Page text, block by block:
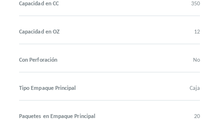
Capacidad en CC 350
Capacidad en OZ 12
Con Perforación No
Tipo Empaque Principal Caja
Paquetes en Empaque Principal 20